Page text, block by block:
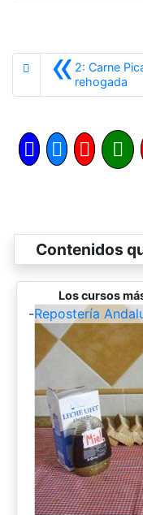
«2: Carne
rehogada
Contenidos
Los cursos
-Repostería